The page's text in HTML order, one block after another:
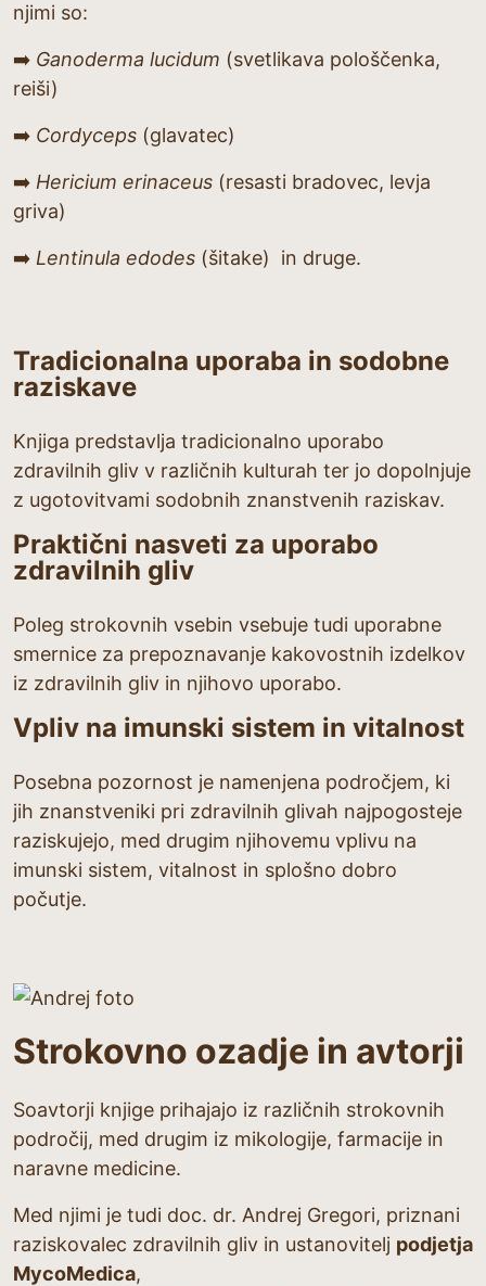
njimi so:
➡️ Ganoderma lucidum (svetlikava pološčenka,
reiši)
➡️ Cordyceps (glavatec)
➡️ Hericium erinaceus (resasti bradovec, levja
griva)
➡️ Lentinula edodes (šitake) in druge.
Tradicionalna uporaba in sodobne
raziskave
Knjiga predstavlja tradicionalno uporabo
zdravilnih gliv v različnih kulturah ter jo dopolnjuje
z ugotovitvami sodobnih znanstvenih raziskav.
Praktični nasveti za uporabo
zdravilnih gliv
Poleg strokovnih vsebin vsebuje tudi uporabne
smernice za prepoznavanje kakovostnih izdelkov
iz zdravilnih gliv in njihovo uporabo.
Vpliv na imunski sistem in vitalnost
Posebna pozornost je namenjena področjem, ki
jih znanstveniki pri zdravilnih glivah najpogosteje
raziskujejo, med drugim njihovemu vplivu na
imunski sistem, vitalnost in splošno dobro
počutje.
Strokovno ozadje in avtorji
Soavtorji knjige prihajajo iz različnih strokovnih
področij, med drugim iz mikologije, farmacije in
naravne medicine.
Med njimi je tudi doc. dr. Andrej Gregori, priznani
raziskovalec zdravilnih gliv in ustanovitelj podjetja
MycoMedica,